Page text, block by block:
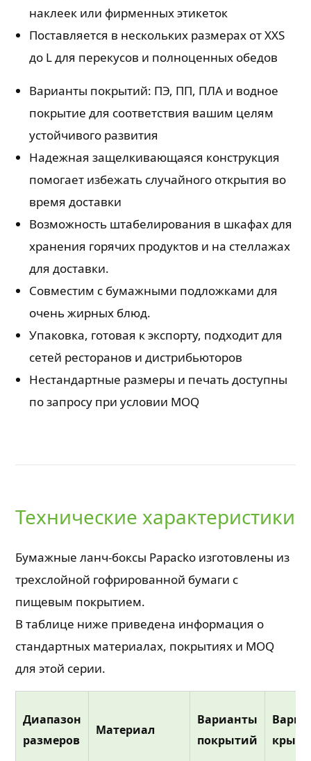
наклеек или фирменных этикеток
Поставляется в нескольких размерах от XXS
до L для перекусов и полноценных обедов
Варианты покрытий: ПЭ, ПП, ПЛА и водное
покрытие для соответствия вашим целям
устойчивого развития
Надежная защелкивающаяся конструкция
помогает избежать случайного открытия во
время доставки
Возможность штабелирования в шкафах для
хранения горячих продуктов и на стеллажах
для доставки.
Совместим с бумажными подложками для
очень жирных блюд.
Упаковка, готовая к экспорту, подходит для
сетей ресторанов и дистрибьюторов
Нестандартные размеры и печать доступны
по запросу при условии MOQ
Технические характеристики
Бумажные ланч-боксы Papacko изготовлены из
трехслойной гофрированной бумаги с
пищевым покрытием.
В таблице ниже приведена информация о
стандартных материалах, покрытиях и MOQ
для этой серии.
Диапазон
размеров
Материал
Варианты
покрытий